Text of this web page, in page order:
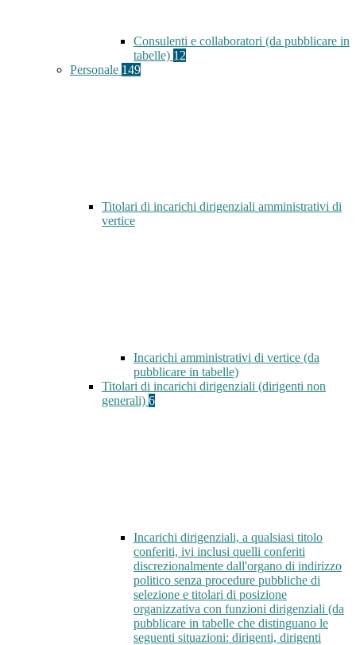
Consulenti e collaboratori (da pubblicare in
tabelle) 12
Personale 149
Titolari di incarichi dirigenziali amministrativi di
vertice
Incarichi amministrativi di vertice (da
pubblicare in tabelle)
Titolari di incarichi dirigenziali (dirigenti non
generali) 6
Incarichi dirigenziali, a qualsiasi titolo
conferiti, ivi inclusi quelli conferiti
discrezionalmente dall'organo di indirizzo
politico senza procedure pubbliche di
selezione e titolari di posizione
organizzativa con funzioni dirigenziali (da
pubblicare in tabelle che distinguano le
seguenti situazioni: dirigenti, dirigenti